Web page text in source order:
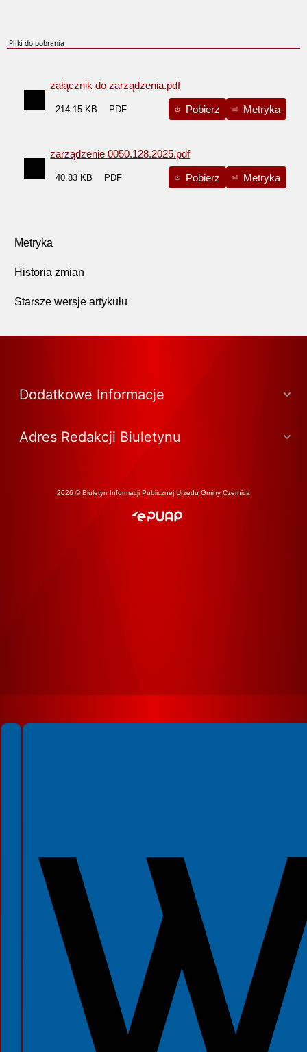
Pliki do pobrania
załącznik do zarządzenia.pdf
214.15 KB Pobierz Metryka
zarządzenie 0050.128.2025.pdf
40.83 KB Pobierz Metryka
Metryka
Historia zmian
Starsze wersje artykułu
Dodatkowe Informacje
Adres Redakcji Biuletynu
2026 © Biuletyn Informacji Publicznej Urzędu Gminy Czernica
Spełniamy standardy WCAG 2.2
Spełniamy standardy W3C